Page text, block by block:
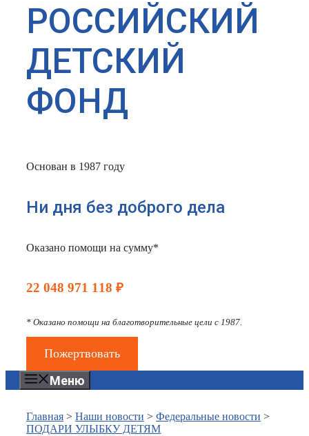
РОССИЙСКИЙ
ДЕТСКИЙ
ФОНД
Основан в 1987 году
Ни дня без доброго дела
Оказано помощи на сумму*
22 048 971 118 ₽
* Оказано помощи на благотворительные цели с 1987.
Пожертвовать
Меню
Главная > Наши новости > Федеральные новости >
ПОДАРИ УЛЫБКУ ДЕТЯМ